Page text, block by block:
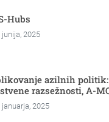
Hubs
junija, 2025
azilnih
razsežnosti, A-
januarja, 2025